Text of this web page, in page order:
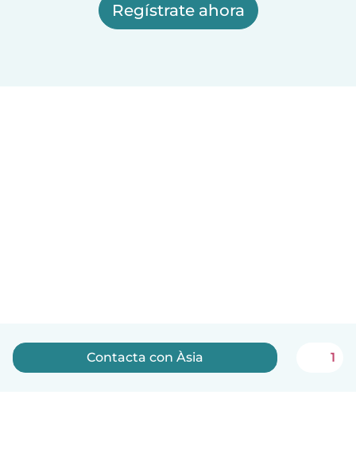
Regístrate ahora
Contacta con Àsia 1